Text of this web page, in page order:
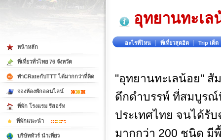
อุทยานทะเล
อะไรที่ไหน ที่เที่ยวสุดฮิต Trip เด็ด
"อุทยานทะเลน้อย" สั
ดึกดำบรรพ์ ที่สมบูร
ประเทศไทย จนได้รั
มากกว่า 200 ชนิด มี
หน้าหลัก
ที่เที่ยวทั่วไทย 76 จังหวัด
ทำCRateกับTTT ได้มากกว่าที่คิด
จองห้องพักออนไลน์
ที่พัก โรงแรม รีสอร์ท
ที่พักแนะนำ
บริษัททัวร์ นำเที่ยว